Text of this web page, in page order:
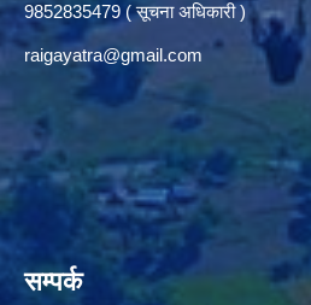
9852835479 ( सूचना अधिकारी )
raigayatra@gmail.com
सम्पर्क